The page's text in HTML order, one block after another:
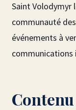
Saint Volodymyr
communauté
événements à